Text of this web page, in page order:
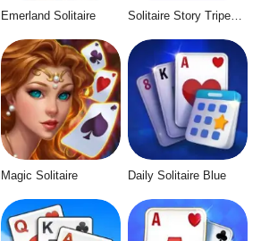
Emerland Solitaire Solitaire Story Tripeaks 6
Magic Solitaire Daily Solitaire Blue